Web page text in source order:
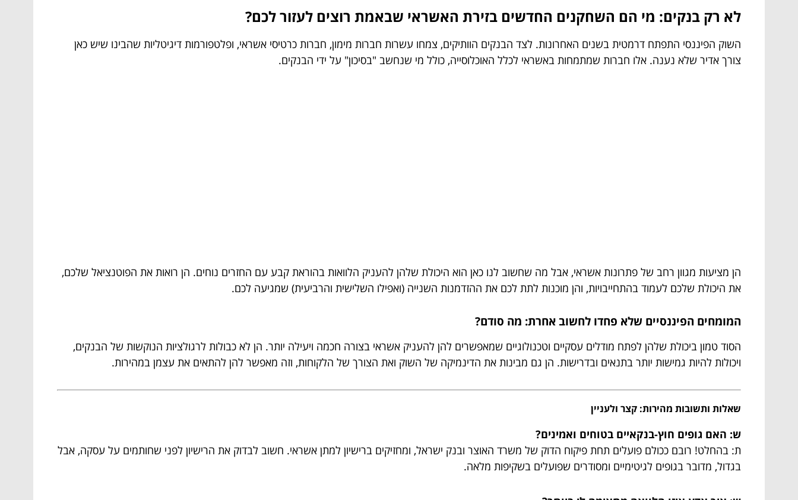
לא רק בנקים: מי הם השחקנים החדשים בזירת האשראי שבאמת רוצים לעזור לכם?
השוק הפיננסי התפתח דרמטית בשנים האחרונות. לצד הבנקים הוותיקים, צמחו עשרות חברות מימון, חברות כרטיסי אשראי, ופלטפורמות דיגיטליות שהבינו שיש כאן
צורך אדיר שלא נענה. אלו חברות שמתמחות באשראי לכלל האוכלוסייה, כולל מי שנחשב "בסיכון" על ידי הבנקים.
הן מציעות מגוון רחב של פתרונות אשראי, אבל מה שחשוב לנו כאן הוא היכולת שלהן להעניק הלוואות בהוראת קבע עם החזרים נוחים. הן רואות את הפוטנציאל שלכם,
את היכולת שלכם לעמוד בהתחייבויות, והן מוכנות לתת לכם את ההזדמנות השנייה (ואפילו השלישית והרביעית) שמגיעה לכם.
המומחים הפיננסיים שלא פחדו לחשוב אחרת: מה סודם?
הסוד טמון ביכולת שלהן לפתח מודלים עסקיים וטכנולוגיים שמאפשרים להן להעניק אשראי בצורה חכמה ויעילה יותר. הן לא כבולות לרגולציות הנוקשות של הבנקים,
ויכולות להיות גמישות יותר בתנאים ובדרישות. הן גם מבינות את הדינמיקה של השוק ואת הצורך של הלקוחות, וזה מאפשר להן להתאים את עצמן במהירות.
שאלות ותשובות מהירות: קצר ולעניין
ש: האם גופים חוץ-בנקאיים בטוחים ואמינים?
ת: בהחלט! רובם ככולם פועלים תחת פיקוח הדוק של משרד האוצר ובנק ישראל, ומחזיקים ברישיון למתן אשראי. חשוב לבדוק את הרישיון לפני שחותמים על עסקה, אבל
בגדול, מדובר בגופים לגיטימיים ומסודרים שפועלים בשקיפות מלאה.